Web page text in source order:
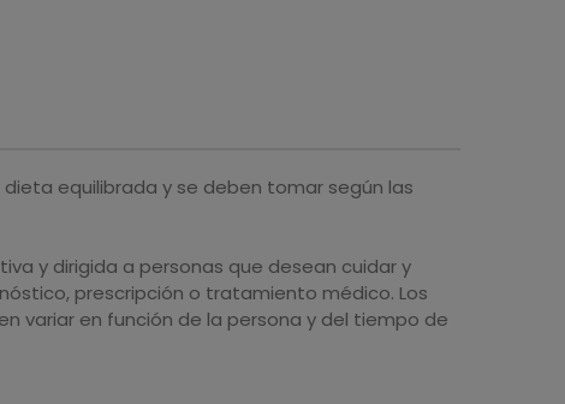
equilibrada y se deben tomar según las
y dirigida a personas que desean cuidar y
prescripción o tratamiento médico. Los
variar en función de la persona y del tiempo de